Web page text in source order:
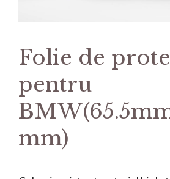
Folie de
pentru
mm)